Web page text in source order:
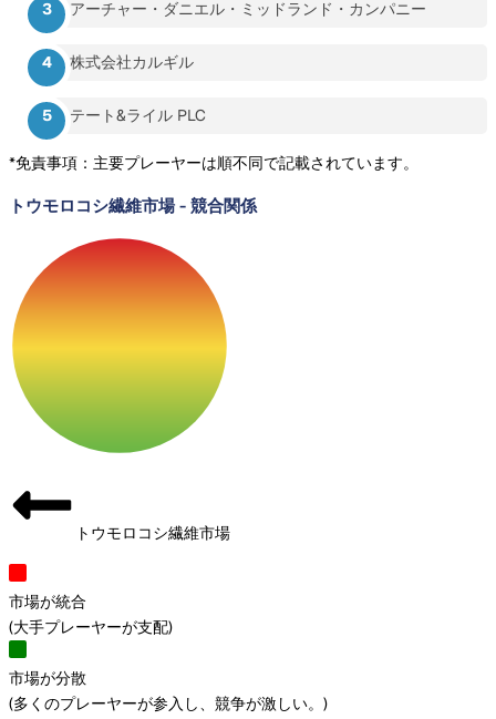
アーチャー・ダニエル・ミッドランド・カンパニー
株式会社カルギル
テート&ライル PLC
*免責事項：主要プレーヤーは順不同で記載されています。
トウモロコシ繊維市場- 競合関係
トウモロコシ繊維市場
市場が統合
(大手プレーヤーが支配)
市場が分散
(多くのプレーヤーが参入し、競争が激しい。 )